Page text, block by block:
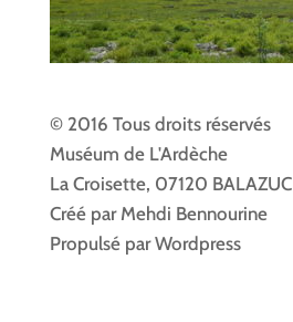
© 2016 Tous droits réservés
Muséum de L'Ardèche
La Croisette, 07120 BALAZUC
Créé par Mehdi Bennourine
Propulsé par Wordpress